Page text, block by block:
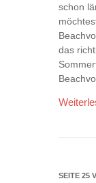
schon
das
SEITE 25